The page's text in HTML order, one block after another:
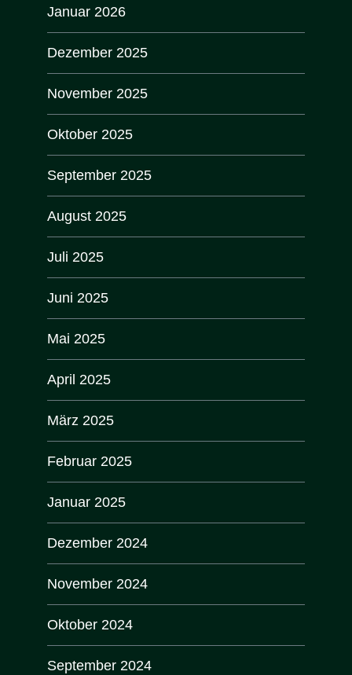
Januar 2026
Dezember 2025
November 2025
Oktober 2025
September 2025
August 2025
Juli 2025
Juni 2025
Mai 2025
April 2025
März 2025
Februar 2025
Januar 2025
Dezember 2024
November 2024
Oktober 2024
September 2024